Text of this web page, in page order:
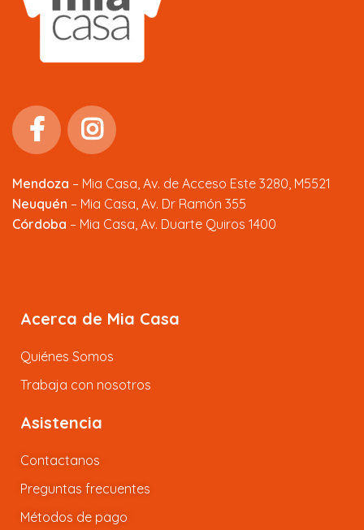
Mendoza – Mia Casa, Av. de Acceso Este 3280, M5521
Neuquén – Mia Casa, Av. Dr Ramón 355
Córdoba – Mia Casa, Av. Duarte Quiros 1400
Acerca de Mia Casa
Quiénes Somos
Trabaja con nosotros
Asistencia
Contactanos
Preguntas frecuentes
Métodos de pago